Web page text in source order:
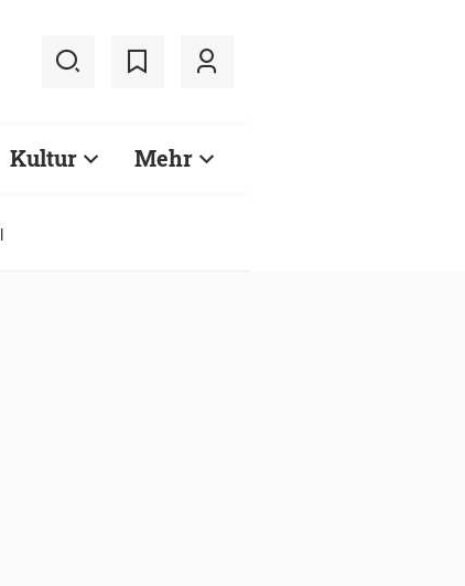
Kultur Mehr